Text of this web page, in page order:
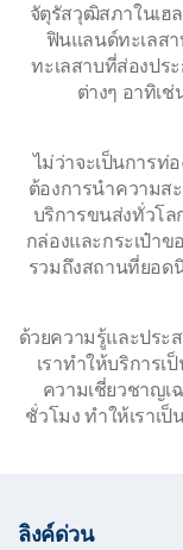
จัตุรัสวุฒิสภาในเฮ
ฟินแลนด์ทะเลส
ทะเลสาบที่ส่องป
ต่างๆ อาทิเ
ไม่ว่าจะเป็นการท่
ต้องการนำความส
บริการขนส่งทั่วโ
กล่องและกระเป๋า
รวมถึงสถานที่ยอด
ด้วยความรู้และประ
เราทำให้บริการเ
ความเชี่ยวชาญเ
ชั่วโมง ทำให้เราเ
ลิงค์ด่วน